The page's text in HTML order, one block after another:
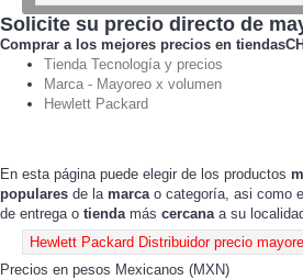
Solicite su precio directo de
Comprar a los mejores precios en tiendasCH
Tienda Tecnología y precios
Marca - Mayoreo x volumen
Hewlett Packard
En esta página puede elegir de los productos
populares de la marcao categoría, asi como
de entrega o tiendamás cercanaa su
Precios en pesos Mexicanos (MXN)